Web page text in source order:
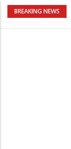
BREAKING NEWS